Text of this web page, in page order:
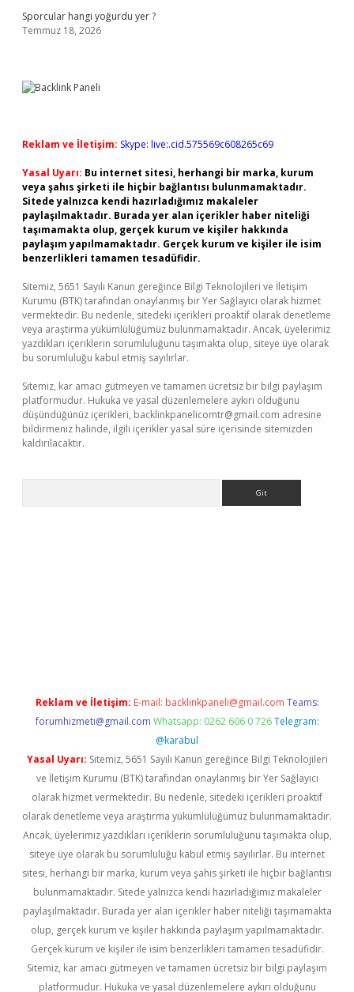
Sporcular hangi yoğurdu yer ?
Temmuz 18, 2026
Reklam ve İletişim: Skype: live:.cid.575569c608265c69
Yasal Uyarı: Bu internet sitesi, herhangi bir marka, kurum
veya şahıs şirketi ile hiçbir bağlantısı bulunmamaktadır.
Sitede yalnızca kendi hazırladığımız makaleler
paylaşılmaktadır. Burada yer alan içerikler haber niteliği
taşımamakta olup, gerçek kurum ve kişiler hakkında
paylaşım yapılmamaktadır. Gerçek kurum ve kişiler ile isim
benzerlikleri tamamen tesadüfidir.
Sitemiz, 5651 Sayılı Kanun gereğince Bilgi Teknolojileri ve İletişim
Kurumu (BTK) tarafından onaylanmış bir Yer Sağlayıcı olarak hizmet
vermektedir. Bu nedenle, sitedeki içerikleri proaktif olarak denetleme
veya araştırma yükümlülüğümüz bulunmamaktadır. Ancak, üyelerimiz
yazdıkları içeriklerin sorumluluğunu taşımakta olup, siteye üye olarak
bu sorumluluğu kabul etmiş sayılırlar.
Sitemiz, kar amacı gütmeyen ve tamamen ücretsiz bir bilgi paylaşım
platformudur. Hukuka ve yasal düzenlemelere aykırı olduğunu
düşündüğünüz içerikleri, backlinkpanelicomtr@gmail.com adresine
bildirmeniz halinde, ilgili içerikler yasal süre içerisinde sitemizden
kaldırılacaktır.
Reklam ve İletişim: E-mail: backlinkpaneli@gmail.com Teams:
forumhizmeti@gmail.com Whatsapp: 0262 606 0 726 Telegram:
@karabul
Yasal Uyarı: Sitemiz, 5651 Sayılı Kanun gereğince Bilgi Teknolojileri
ve İletişim Kurumu (BTK) tarafından onaylanmış bir Yer Sağlayıcı
olarak hizmet vermektedir. Bu nedenle, sitedeki içerikleri proaktif
olarak denetleme veya araştırma yükümlülüğümüz bulunmamaktadır.
Ancak, üyelerimiz yazdıkları içeriklerin sorumluluğunu taşımakta olup,
siteye üye olarak bu sorumluluğu kabul etmiş sayılırlar. Bu internet
sitesi, herhangi bir marka, kurum veya şahıs şirketi ile hiçbir bağlantısı
bulunmamaktadır. Sitede yalnızca kendi hazırladığımız makaleler
paylaşılmaktadır. Burada yer alan içerikler haber niteliği taşımamakta
olup, gerçek kurum ve kişiler hakkında paylaşım yapılmamaktadır.
Gerçek kurum ve kişiler ile isim benzerlikleri tamamen tesadüfidir.
Sitemiz, kar amacı gütmeyen ve tamamen ücretsiz bir bilgi paylaşım
platformudur. Hukuka ve yasal düzenlemelere aykırı olduğunu